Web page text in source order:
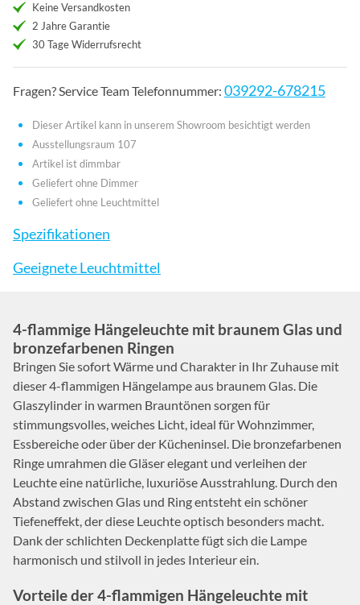
Keine Versandkosten
2 Jahre Garantie
30 Tage Widerrufsrecht
Fragen? Service Team Telefonnummer: 039292-678215
Dieser Artikel kann in unserem Showroom besichtigt werden
Ausstellungsraum 107
Artikel ist dimmbar
Geliefert ohne Dimmer
Geliefert ohne Leuchtmittel
Spezifikationen
Geeignete Leuchtmittel
4-flammige Hängeleuchte mit braunem Glas und
bronzefarbenen Ringen
Bringen Sie sofort Wärme und Charakter in Ihr Zuhause mit
dieser 4-flammigen Hängelampe aus braunem Glas. Die
Glaszylinder in warmen Brauntönen sorgen für
stimmungsvolles, weiches Licht, ideal für Wohnzimmer,
Essbereiche oder über der Kücheninsel. Die bronzefarbenen
Ringe umrahmen die Gläser elegant und verleihen der
Leuchte eine natürliche, luxuriöse Ausstrahlung. Durch den
Abstand zwischen Glas und Ring entsteht ein schöner
Tiefeneffekt, der diese Leuchte optisch besonders macht.
Dank der schlichten Deckenplatte fügt sich die Lampe
harmonisch und stilvoll in jedes Interieur ein.
Vorteile der 4-flammigen Hängeleuchte mit